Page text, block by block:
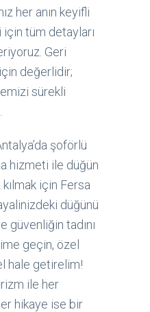
her anın keyifli
tüm detayları
Geri
değerlidir;
sürekli
şoförlü
hizmeti ile düğün
için Fersa
düğünü
güvenliğin tadını
geçin, özel
hale getirelim!
ile her
hikaye ise bir